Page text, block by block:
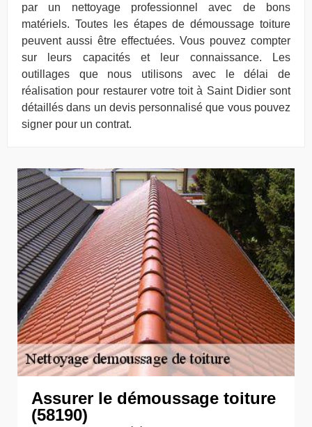
par un nettoyage professionnel avec de bons
matériels. Toutes les étapes de démoussage toiture
peuvent aussi être effectuées. Vous pouvez compter
sur leurs capacités et leur connaissance. Les
outillages que nous utilisons avec le délai de
réalisation pour restaurer votre toit à Saint Didier sont
détaillés dans un devis personnalisé que vous pouvez
signer pour un contrat.
Assurer le démoussage toiture
(58190)